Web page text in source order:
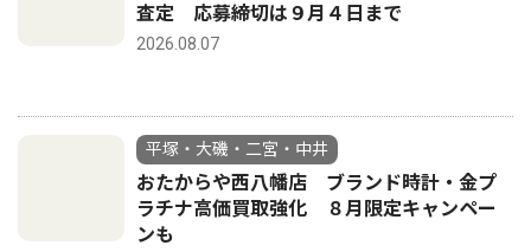
査定 応募締切は９月４日まで
2026.08.07
平塚・大磯・二宮・中井
おたからや西八幡店 ブランド時計・金プ
ラチナ高価買取強化 ８月限定キャンペー
ンも